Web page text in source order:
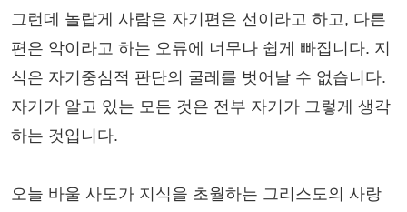
그런데 놀랍게 사람은 자기편은 선이라고 하고, 다른
편은 악이라고 하는 오류에 너무나 쉽게 빠집니다. 지
식은 자기중심적 판단의 굴레를 벗어날 수 없습니다.
자기가 알고 있는 모든 것은 전부 자기가 그렇게 생각
하는 것입니다.
오늘 바울 사도가 지식을 초월하는 그리스도의 사랑